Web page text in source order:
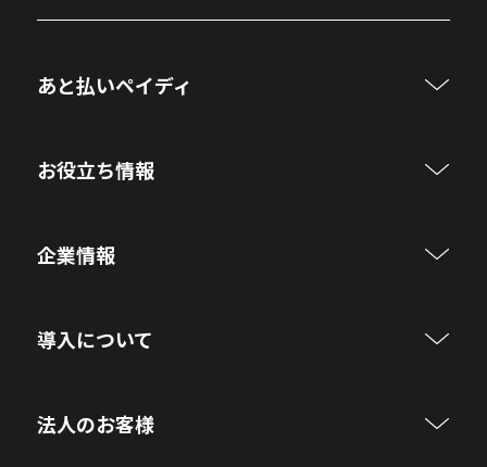
あと払いペイディ
お役立ち情報
企業情報
導入について
法人のお客様